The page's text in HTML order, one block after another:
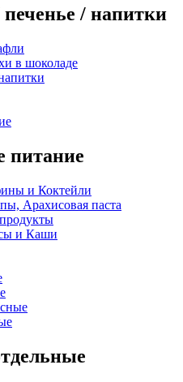
/ напитки
в шоколаде
питание
и Коктейли
Арахисовая паста
и Каши